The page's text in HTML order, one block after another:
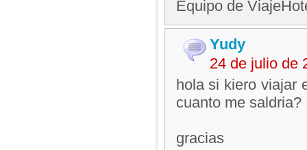
Equipo de
Yudy
24 de julio de
hola si kiero viajar
cuanto me saldria?
gracias